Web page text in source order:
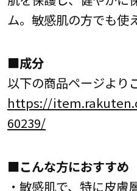
ム。敏感肌の方でも使
■成分
以下の商品ページより
https://
60239/
■こんな方におすすめ
・敏感肌で、特に皮膚